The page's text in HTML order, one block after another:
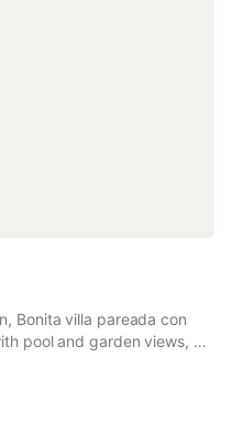
Bonita villa pareada con
pool and garden views, as
and open-air bath.